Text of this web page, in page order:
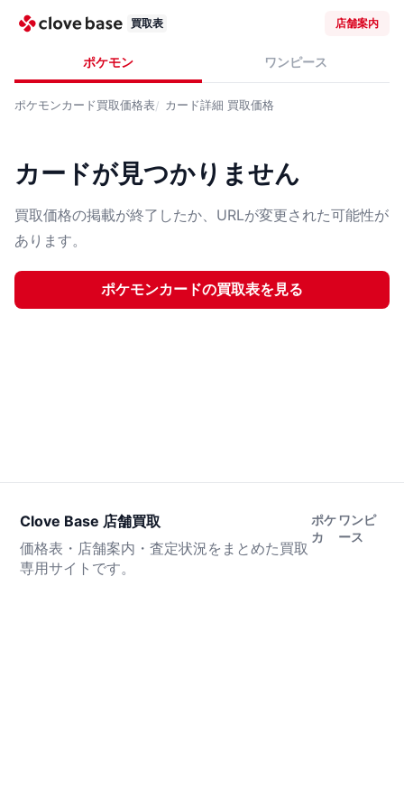
買取表 店舗案内
ポケモン ワンピース
ポケモンカード買取価格表 カード詳細 買取価格
カードが見つかりません
買取価格の掲載が終了したか、URLが変更された可能性が
あります。
ポケモンカードの買取表を見る
Clove Base 店舗買取
価格表・店舗案内・査定状況をまとめた買取
専用サイトです。
ポケ
カ
ワンピ
ース